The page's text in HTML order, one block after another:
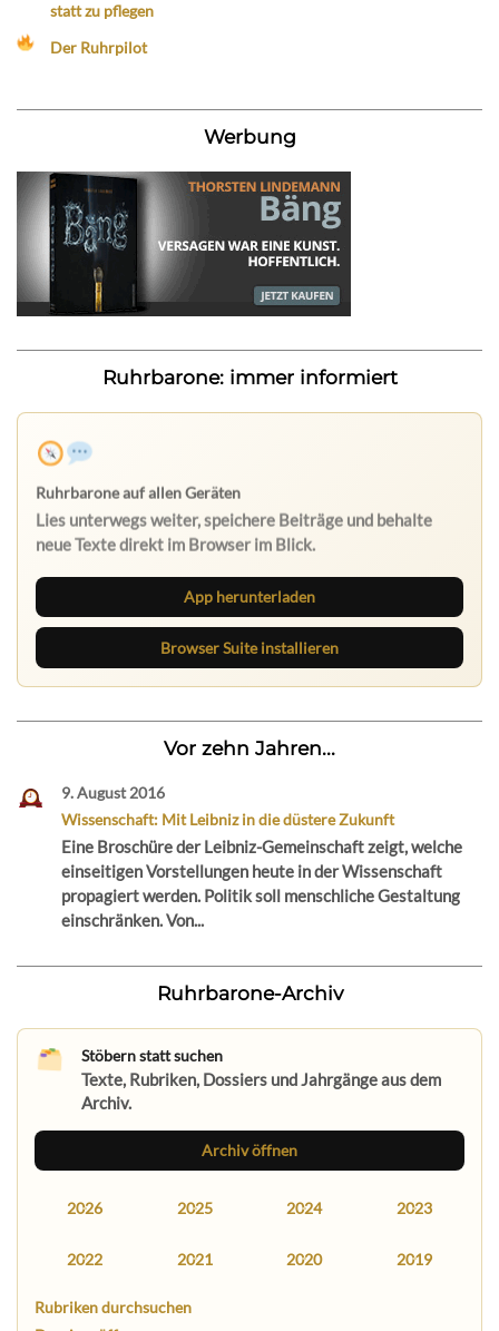
statt zu pflegen
Der Ruhrpilot
Werbung
Ruhrbarone: immer informiert
Ruhrbarone auf allen Geräten
Lies unterwegs weiter, speichere Beiträge und behalte
neue Texte direkt im Browser im Blick.
App herunterladen
Browser Suite installieren
Vor zehn Jahren...
9. August 2016
Wissenschaft: Mit Leibniz in die düstere Zukunft
Eine Broschüre der Leibniz-Gemeinschaft zeigt, welche
einseitigen Vorstellungen heute in der Wissenschaft
propagiert werden. Politik soll menschliche Gestaltung
einschränken. Von...
Ruhrbarone-Archiv
Stöbern statt suchen
Texte, Rubriken, Dossiers und Jahrgänge aus dem
Archiv.
Archiv öffnen
2026 2025 2024 2023
2022 2021 2020 2019
Rubriken durchsuchen